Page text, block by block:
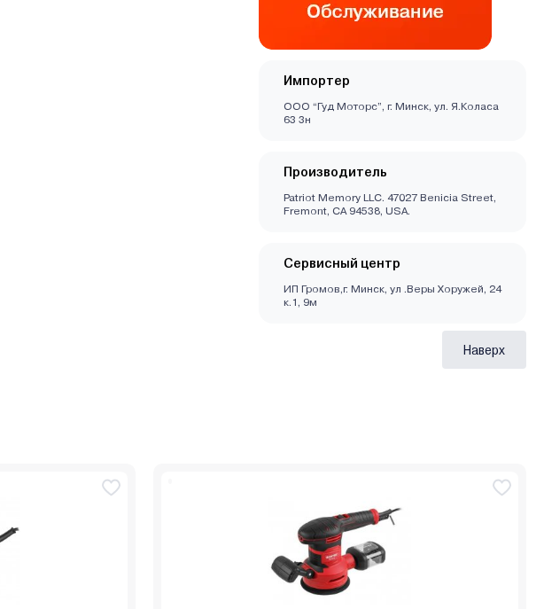
Импортер
ООО “Гуд Моторс”, г. Минск, ул. Я.Коласа
63 3н
Производитель
Patriot Memory LLC. 47027 Benicia Street,
Fremont, CA 94538, USA.
Сервисный центр
ИП Громов,г. Минск, ул .Веры Хоружей, 24
к.1, 9м
Наверх